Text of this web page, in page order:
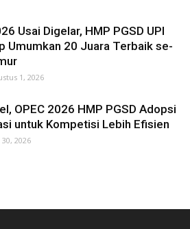
Usai Digelar, HMP PGSD UPI
Umumkan 20 Juara Terbaik se-
1, 2026
OPEC 2026 HMP PGSD Adopsi
untuk Kompetisi Lebih Efisien
30, 2026